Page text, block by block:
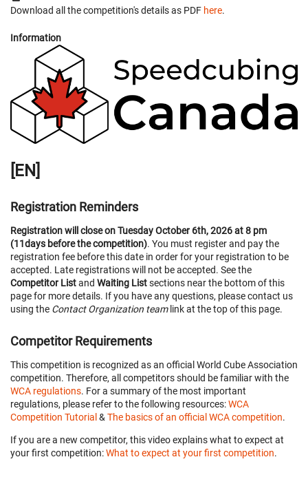
Download all the competition's details as PDF here.
Information
[EN]
Registration Reminders
Registration will close on Tuesday October 6th, 2026 at 8 pm
(11days before the competition). You must register and pay the
registration fee before this date in order for your registration to be
accepted. Late registrations will not be accepted. See the
Competitor Listand Waiting Listsections near the bottom of this
page for more details. If you have any questions, please contact us
using the Contact Organization teamlink at the top of this page.
Competitor Requirements
This competition is recognized as an official World Cube Association
competition. Therefore, all competitors should be familiar with the
WCA regulations. For a summary of the most important
regulations, please refer to the following resources:WCA
Competition Tutorial & The basics of an official WCA competition.
If you are a new competitor, this video explains what to expect at
your first competition:What to expect at your first competition.